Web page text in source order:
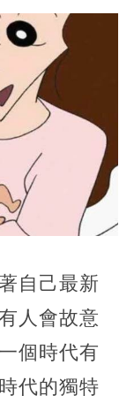
自己最新
人會故意
個時代有
代的獨特